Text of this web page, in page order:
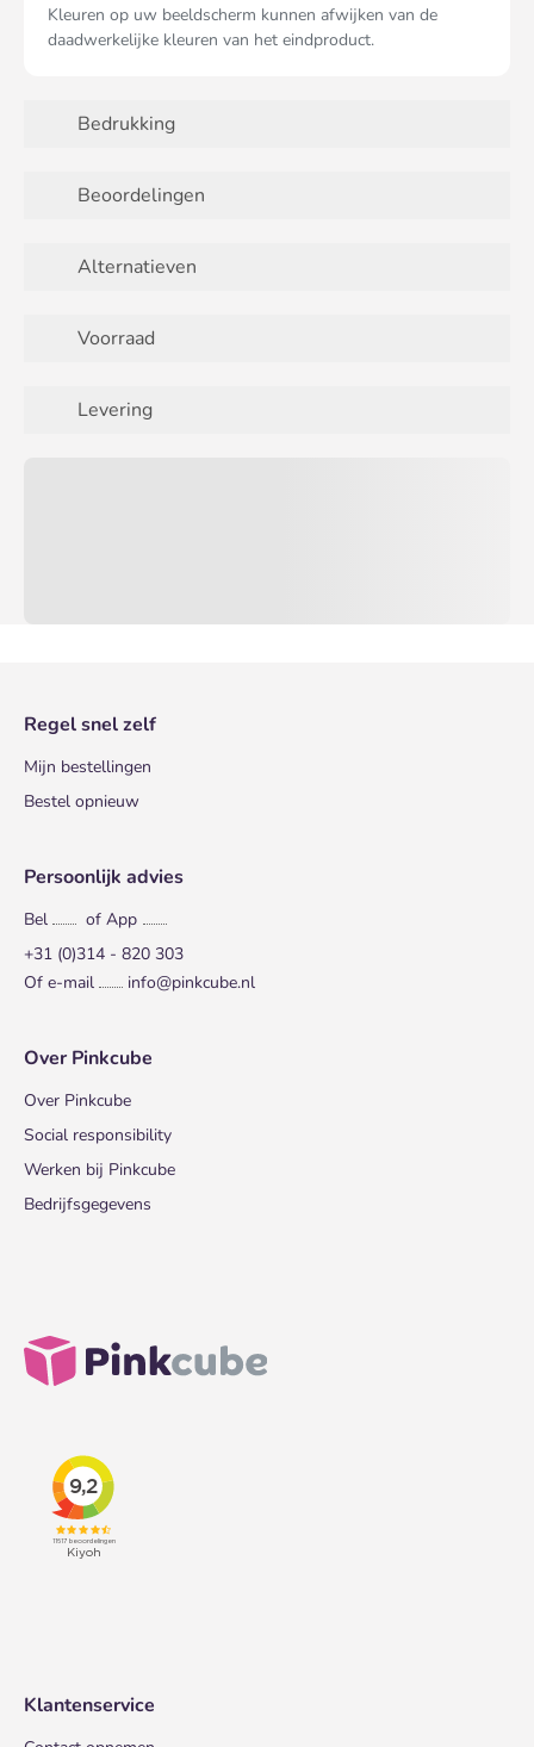
Kleuren op uw beeldscherm kunnen afwijken van de
daadwerkelijke kleuren van het eindproduct.
Bedrukking
Beoordelingen
Alternatieven
Voorraad
Levering
Regel snel zelf
Mijn bestellingen
Bestel opnieuw
Persoonlijk advies
Bel
of App
+31 (0)314 - 820 303
Of e-mail
info@pinkcube.nl
Over Pinkcube
Over Pinkcube
Social responsibility
Werken bij Pinkcube
Bedrijfsgegevens
Klantenservice